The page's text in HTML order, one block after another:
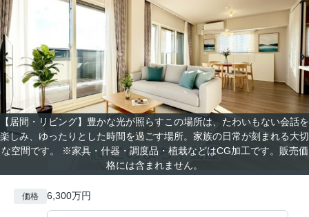
【居間・リビング】豊かな光が照らすこの場所は、たわいもない会話を
楽しみ、ゆったりとした時間を過ごす場所。家族の日常が刻まれる大切
な空間です。 ※家具・什器・調度品・植栽などはCG加工です。販売価
格には含まれません。
価格 6,300万円